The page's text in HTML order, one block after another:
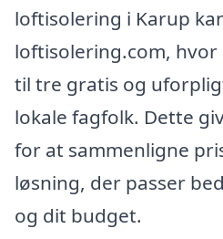
loftisolering i Karup
loftisolering.com, hvor
til tre gratis og
lokale fagfolk. Dette
for at sammenligne
løsning, der passer
og dit budget.